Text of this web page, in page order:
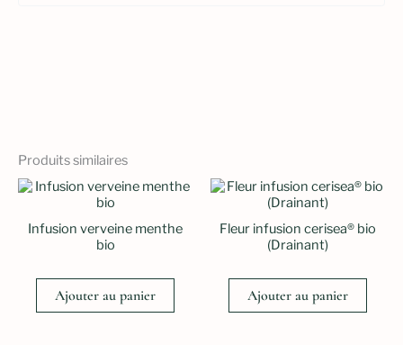
Produits similaires
Infusion verveine menthe
bio
Ajouter au panier
Fleur infusion cerisea® bio
(Drainant)
Ajouter au panier